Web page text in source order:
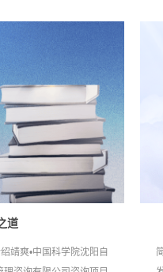
道
靖爽•中国科学院沈阳自